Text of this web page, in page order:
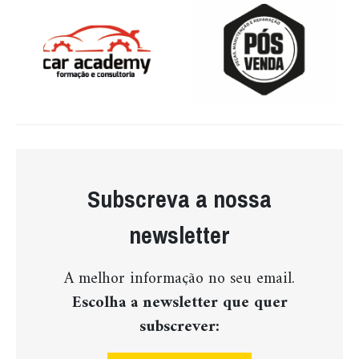
Subscreva a nossa
newsletter
A melhor informação no seu email.
Escolha a newsletter que quer
subscrever: